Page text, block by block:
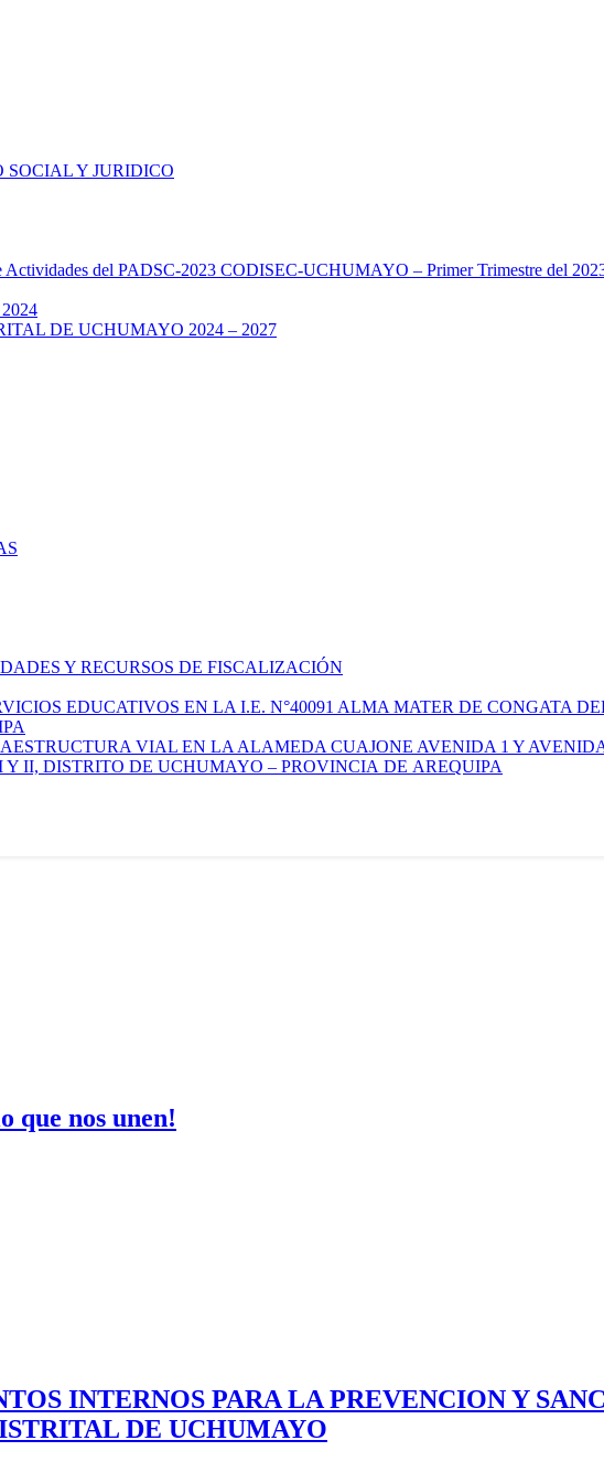
SOCIAL Y JURIDICO
Actividades del PADSC-2023 CODISEC-UCHUMAYO – Primer Trimestre del
DE UCHUMAYO 2024 – 2027
Y RECURSOS DE FISCALIZACIÓN
EDUCATIVOS EN LA I.E. N°40091 ALMA MATER DE CONGATA
VIAL EN LA ALAMEDA CUAJONE AVENIDA 1 Y
Y II, DISTRITO DE UCHUMAYO – PROVINCIA DE AREQUIPA
que nos unen!
INTERNOS PARA LA PREVENCION Y
DE UCHUMAYO